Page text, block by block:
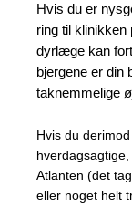
Hvis du er
ring til klinikken
dyrlæge kan
bjergene er din
taknemmelige
Hvis du
Atlanten (det
eller noget helt